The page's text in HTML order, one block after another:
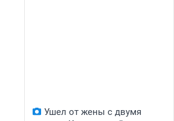
Ушел от жены с двумя